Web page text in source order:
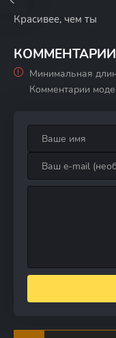
Красивее, чем ты
КОММЕНТАРИИ
Минимальная
Комментарии